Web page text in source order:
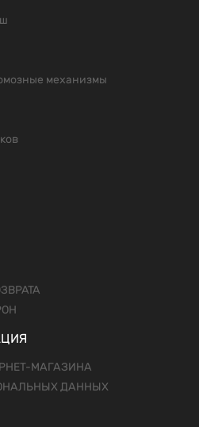
механизмы
МАГАЗИНА
ДАННЫХ